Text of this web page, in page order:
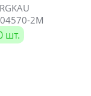
2M
шт.